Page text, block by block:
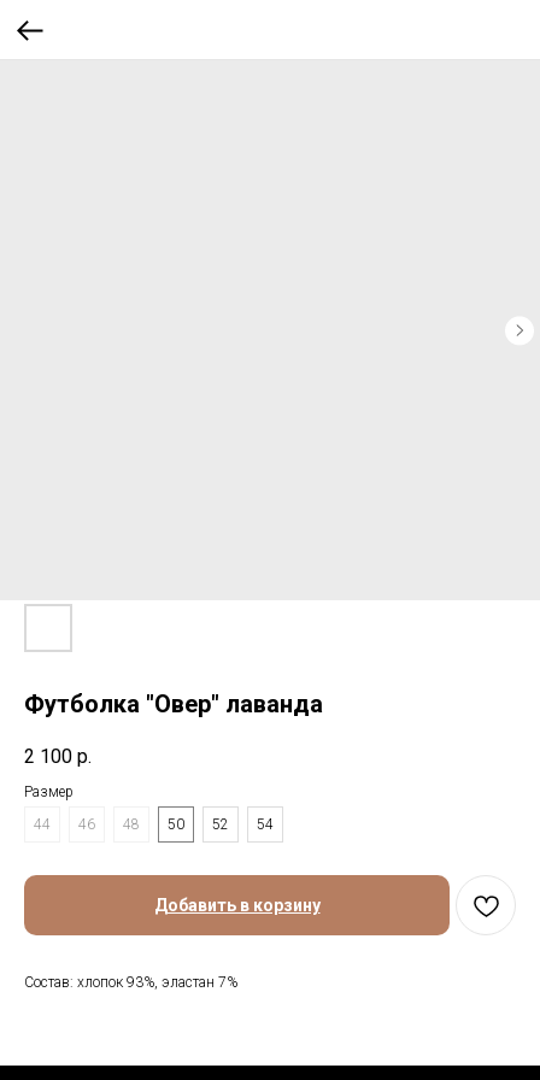
Футболка "Овер" лаванда
2 100 р.
Размер
44
46 48 50 52 54
Добавить в корзину
Состав: хлопок 93%, эластан 7%